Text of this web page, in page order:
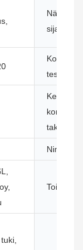
sijainti:
Koneen
takuu:
Nimi:
Toiminto: